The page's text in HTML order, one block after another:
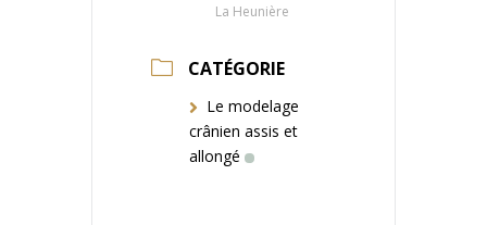
La Heunière
CATÉGORIE
Le modelage
crânien assis et
allongé